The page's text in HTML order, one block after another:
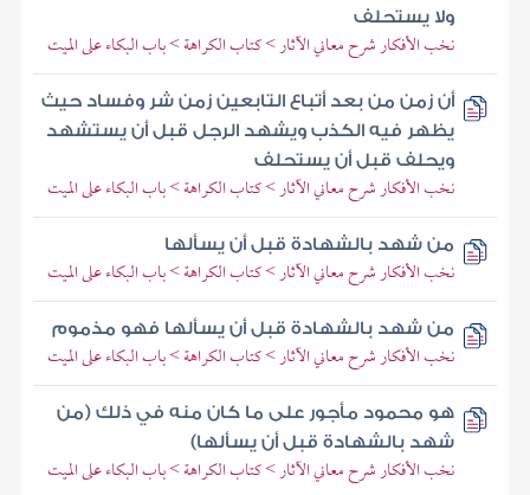
ولا يستحلف
نخب الأفكار شرح معاني الآثار > كتاب الكراهة > باب البكاء على الميت
أن زمن من بعد أتباع التابعين زمن شر وفساد حيث
يظهر فيه الكذب ويشهد الرجل قبل أن يستشهد
ويحلف قبل أن يستحلف
نخب الأفكار شرح معاني الآثار > كتاب الكراهة > باب البكاء على الميت
من شهد بالشهادة قبل أن يسألها
نخب الأفكار شرح معاني الآثار > كتاب الكراهة > باب البكاء على الميت
من شهد بالشهادة قبل أن يسألها فهو مذموم
نخب الأفكار شرح معاني الآثار > كتاب الكراهة > باب البكاء على الميت
هو محمود مأجور على ما كان منه في ذلك (من
شهد بالشهادة قبل أن يسألها)
نخب الأفكار شرح معاني الآثار > كتاب الكراهة > باب البكاء على الميت